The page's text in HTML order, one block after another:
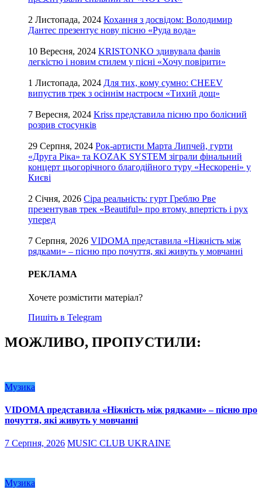
2 Листопада, 2024 Кохання з досвідом: Володимир
Дантес презентує нову пісню «Руда вода»
10 Вересня, 2024 KRISTONKO здивувала фанів
легкістю і новим стилем у пісні «Хочу повірити»
1 Листопада, 2024 Для тих, кому сумно: CHEEV
випустив трек з осіннім настроєм «Тихий дощ»
7 Вересня, 2024 Kriss представила пісню про болісний
розрив стосунків
29 Серпня, 2024 Рок-артисти Марта Липчей, гурти
«Друга Ріка» та KOZAK SYSTEM зіграли фінальний
концерт цьогорічного благодійного туру «Нескорені» у
Києві
2 Січня, 2026 Сіра реальність: гурт Греблю Рве
презентував трек «Beautiful» про втому, впертість і рух
уперед
7 Серпня, 2026 VIDOMA представила «Ніжність між
рядками» – пісню про почуття, які живуть у мовчанні
РЕКЛАМА
Хочете розмістити матеріал?
Пишіть в Telegram
МОЖЛИВО, ПРОПУСТИЛИ:
Музика
VIDOMA представила «Ніжність між рядками» – пісню про
почуття, які живуть у мовчанні
7 Серпня, 2026 MUSIC CLUB UKRAINE
Музика